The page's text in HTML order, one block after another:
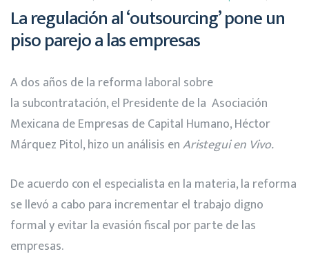
La regulación al ‘outsourcing’ pone un
piso parejo a las empresas
A dos años de la reforma laboral sobre
la subcontratación, el Presidente de la Asociación
Mexicana de Empresas de Capital Humano, Héctor
Márquez Pitol, hizo un análisis enAristegui en Vivo.
De acuerdo con el especialista en la materia, la reforma
se llevó a cabo para incrementar el trabajo digno
formal y evitar la evasión fiscal por parte de las
empresas.